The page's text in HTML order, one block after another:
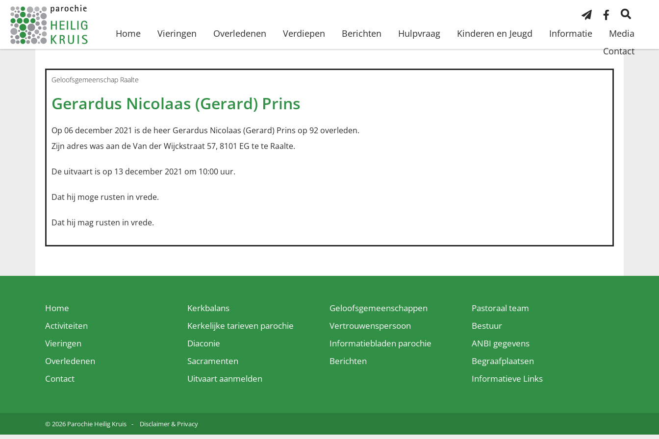
Home Vieringen Overledenen Verdiepen Berichten Hulpvraag Kinderen en Jeugd Informatie
Media
Contact
Geloofsgemeenschap Raalte
Gerardus Nicolaas (Gerard) Prins
Op 06 december 2021 is de heer Gerardus Nicolaas (Gerard) Prins op 92 overleden.
Zijn adres was aan de Van der Wijckstraat 57, 8101 EG te te Raalte.
De uitvaart is op 13 december 2021 om 10:00 uur.
Dat hij moge rusten in vrede.
Dat hij mag rusten in vrede.
Home
Activiteiten
Vieringen
Overledenen
Contact
Kerkbalans
Kerkelijke tarieven parochie
Diaconie
Sacramenten
Uitvaart aanmelden
Geloofsgemeenschappen
Vertrouwenspersoon
Informatiebladen parochie
Berichten
Pastoraal team
Bestuur
ANBI gegevens
Begraafplaatsen
Informatieve Links
© 2026 Parochie Heilig Kruis Disclaimer & Privacy